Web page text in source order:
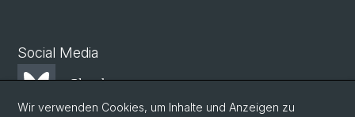
Social Media
Bluesky
Wir verwenden Cookies, um Inhalte und Anzeigen zu